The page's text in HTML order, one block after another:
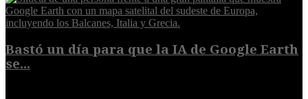
Bastó un día para que la IA de Google Earth
se...